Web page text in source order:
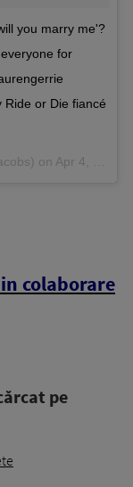
you marry me'?
for
Ride or Die fiancé
on Apr 4, 2018 at 9:52pm PDT
colaborare
pe